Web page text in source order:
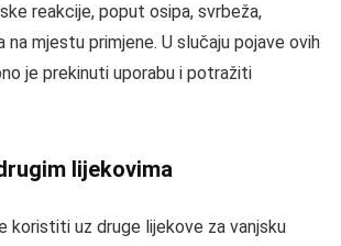
reakcije, poput osipa, svrbeža,
na mjestu primjene. U slučaju pojave ovih
je prekinuti uporabu i potražiti
lijekovima
koristiti uz druge lijekove za vanjsku